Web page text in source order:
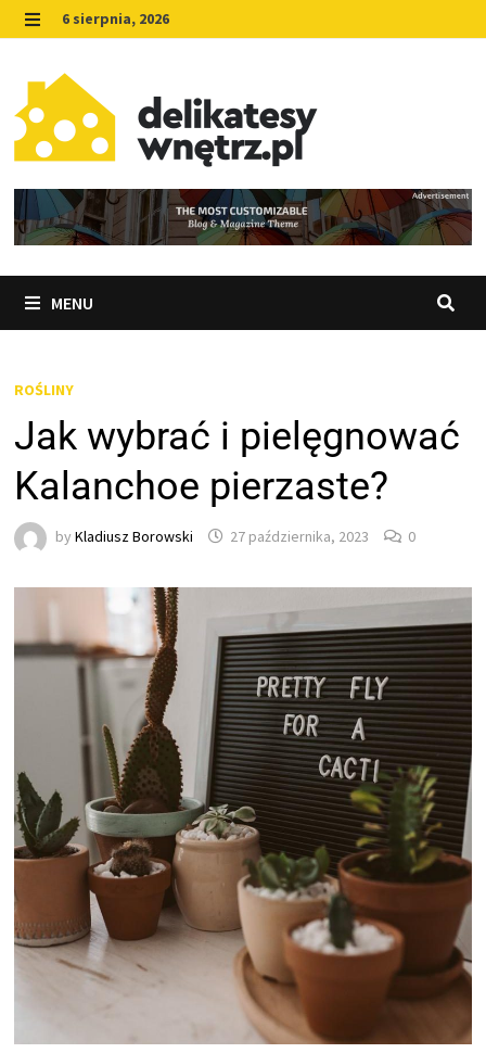
Skip
to
content
MENU
6 sierpnia, 2026
MENU
ROŚLINY
Jak wybrać i pielęgnować
Kalanchoe pierzaste?
byKladiusz Borowski 27 października, 2023 0